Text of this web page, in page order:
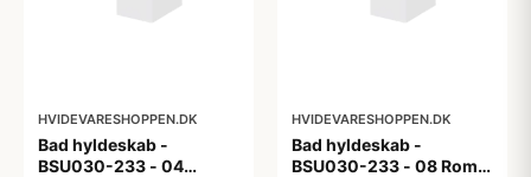
HVIDEVARESHOPPEN.DK
Bad hyldeskab -
BSU030-233 - 04
HVIDEVARESHOPPEN.DK
Bad hyldeskab -
BSU030-233 - 08 Roma